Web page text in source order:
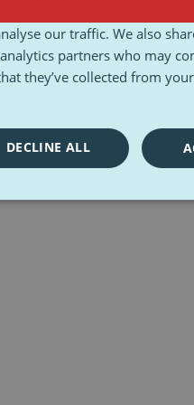
our traffic. We also
partners who may
they’ve collected from
DECLINE ALL